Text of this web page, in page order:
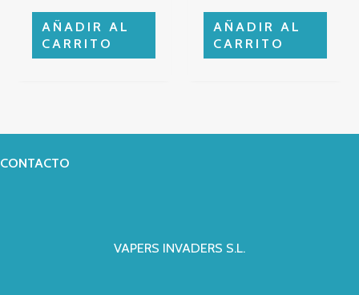
AÑADIR AL
CARRITO
AÑADIR AL
CARRITO
CONTACTO
VAPERS INVADERS S.L.